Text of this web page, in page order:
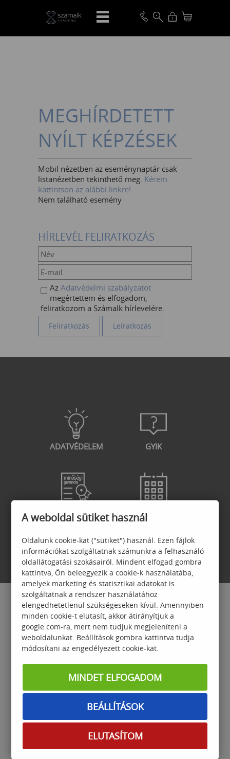
VISSZA
MEGHÍRDETETT
NYÍLT KÉPZÉSEK
Mobil nézetben az eseménynaptár csak
listanézetben tekinthető meg. Kérem
kattintson az alábbi linkre!
Nem található esemény
HÍRLEVÉL FELIRATKOZÁS
Az Adatvédelmi szabályzatot
megértettem és elfogadom,
feliratkozom a Számalk hírlevelére.
ADATVÉDELEM GYIK
GARANCIA
JELENTKEZÉSI
FELTÉTELEK
Számalk Oktatási és Informatikai Zrt.
Felnőttképzési engedélyszám:E/2021/000172
training@szamalk.hu
RÓLUNK
A weboldal sütiket használ
Oldalunk cookie-kat ("sütiket") használ. Ezen fájlok
információkat szolgáltatnak számunkra a felhasználó
oldallátogatási szokásairól. Mindent elfogad gombra
kattintva, Ön beleegyezik a cookie-k használatába,
amelyek marketing és statisztikai adatokat is
szolgáltatnak a rendszer használatához
elengedhetetlenül szükségeseken kívül. Amennyiben
minden cookie-t elutasít, akkor átirányítjuk a
google.com-ra, mert nem tudjuk megjeleníteni a
weboldalunkat. Beállítások gombra kattintva tudja
módosítani az engedélyezett cookie-kat.
MINDET ELFOGADOM
BEÁLLÍTÁSOK
ELUTASÍTOM